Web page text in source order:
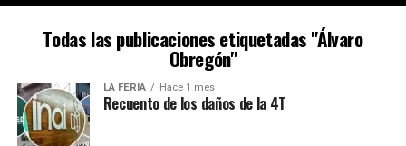
Todas las publicaciones etiquetadas "Álvaro
Obregón"
LA FERIA Hace 1 mes
Recuento de los daños de la 4T